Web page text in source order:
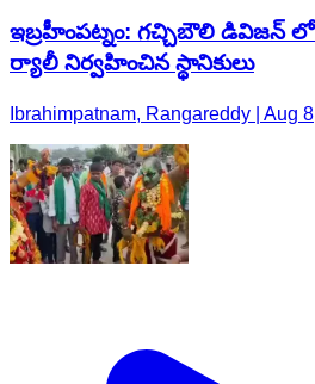
ఇబ్రహీంపట్నం: గచ్చిబౌలి డివిజన్
ర్యాలీ నిర్వహించిన స్థానికులు
Ibrahimpatnam, Rangareddy | Aug